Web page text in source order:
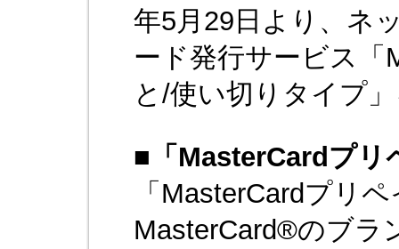
年5月29日より、ネ
ード発行サービス「
と/使い切りタイプ
■ 「MasterCardプ
「MasterCardプリ
MasterCard®のブラ